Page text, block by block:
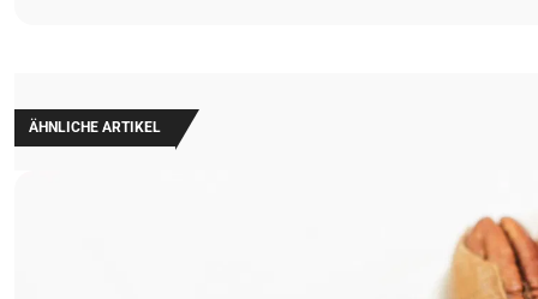
ÄHNLICHE ARTIKEL